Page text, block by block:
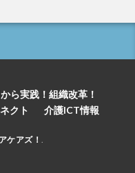
ら実践！組織改革！
クト 介護ICT情報
ケアズ！ .